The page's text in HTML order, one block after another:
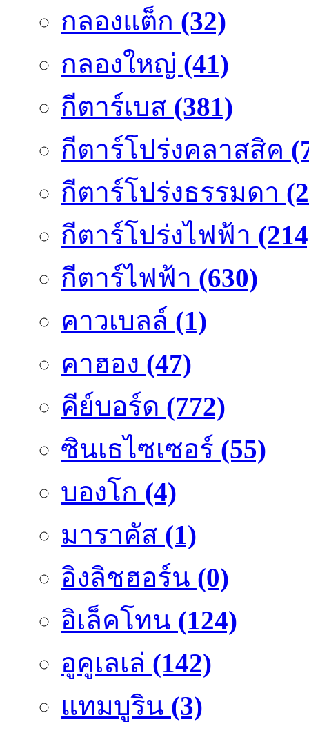
กลองแต็ก (32)
กลองใหญ่ (41)
กีตาร์เบส (381)
กีตาร์โปร่งคลาสสิค
กีตาร์โปร่งธรรมดา
กีตาร์โปร่งไฟฟ้า
กีตาร์ไฟฟ้า (630)
คาวเบลล์ (1)
คาฮอง (47)
คีย์บอร์ด (772)
ซินเธไซเซอร์ (55)
บองโก (4)
มาราคัส (1)
อิงลิชฮอร์น (0)
อิเล็คโทน (124)
อูคูเลเล่ (142)
แทมบูริน (3)